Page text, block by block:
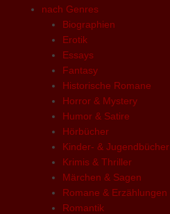
nach Genres
Biographien
Erotik
Essays
Fantasy
Historische Romane
Horror & Mystery
Humor & Satire
Hörbücher
Kinder- & Jugendbücher
Krimis & Thriller
Märchen & Sagen
Romane & Erzählungen
Romantik